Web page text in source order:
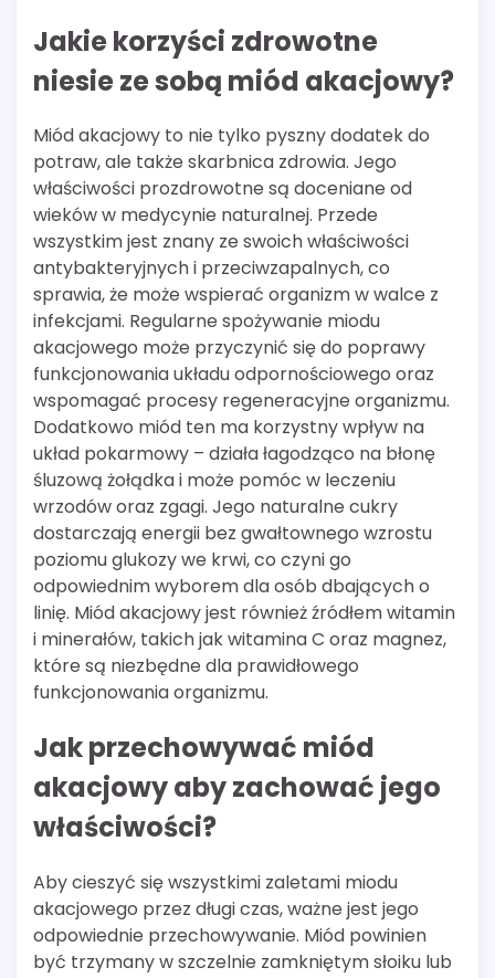
Jakie korzyści zdrowotne
niesie ze sobą miód akacjowy?
Miód akacjowy to nie tylko pyszny dodatek do
potraw, ale także skarbnica zdrowia. Jego
właściwości prozdrowotne są doceniane od
wieków w medycynie naturalnej. Przede
wszystkim jest znany ze swoich właściwości
antybakteryjnych i przeciwzapalnych, co
sprawia, że może wspierać organizm w walce z
infekcjami. Regularne spożywanie miodu
akacjowego może przyczynić się do poprawy
funkcjonowania układu odpornościowego oraz
wspomagać procesy regeneracyjne organizmu.
Dodatkowo miód ten ma korzystny wpływ na
układ pokarmowy – działa łagodząco na błonę
śluzową żołądka i może pomóc w leczeniu
wrzodów oraz zgagi. Jego naturalne cukry
dostarczają energii bez gwałtownego wzrostu
poziomu glukozy we krwi, co czyni go
odpowiednim wyborem dla osób dbających o
linię. Miód akacjowy jest również źródłem witamin
i minerałów, takich jak witamina C oraz magnez,
które są niezbędne dla prawidłowego
funkcjonowania organizmu.
Jak przechowywać miód
akacjowy aby zachować jego
właściwości?
Aby cieszyć się wszystkimi zaletami miodu
akacjowego przez długi czas, ważne jest jego
odpowiednie przechowywanie. Miód powinien
być trzymany w szczelnie zamkniętym słoiku lub